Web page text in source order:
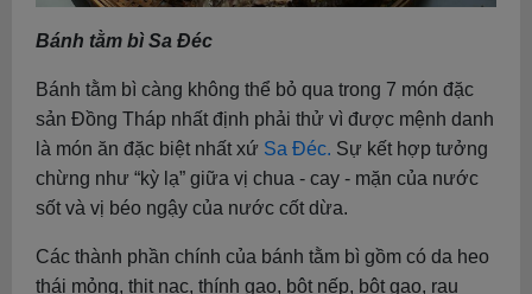
Bánh tằm bì Sa Đéc
Bánh tằm bì càng không thể bỏ qua trong 7 món đặc
sản Đồng Tháp nhất định phải thử vì được mệnh danh
là món ăn đặc biệt nhất xứ Sa Đéc. Sự kết hợp tưởng
chừng như “kỳ lạ” giữa vị chua - cay - mặn của nước
sốt và vị béo ngậy của nước cốt dừa.
Các thành phần chính của bánh tằm bì gồm có da heo
thái mỏng, thịt nạc, thính gạo, bột nếp, bột gạo, rau